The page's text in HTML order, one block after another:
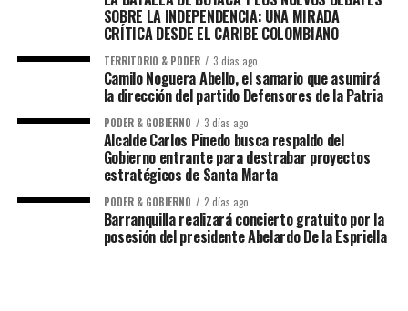
SOBRE LA INDEPENDENCIA: UNA MIRADA
CRÍTICA DESDE EL CARIBE COLOMBIANO
TERRITORIO & PODER 3 días ago
Camilo Noguera Abello, el samario que asumirá
la dirección del partido Defensores de la Patria
PODER & GOBIERNO 3 días ago
Alcalde Carlos Pinedo busca respaldo del
Gobierno entrante para destrabar proyectos
estratégicos de Santa Marta
PODER & GOBIERNO 2 días ago
Barranquilla realizará concierto gratuito por la
posesión del presidente Abelardo De la Espriella